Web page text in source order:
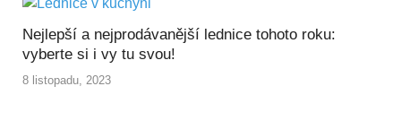
Nejlepší a nejprodávanější lednice tohoto roku:
vyberte si i vy tu svou!
8 listopadu, 2023